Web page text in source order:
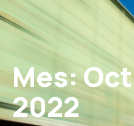
Mes:
2022